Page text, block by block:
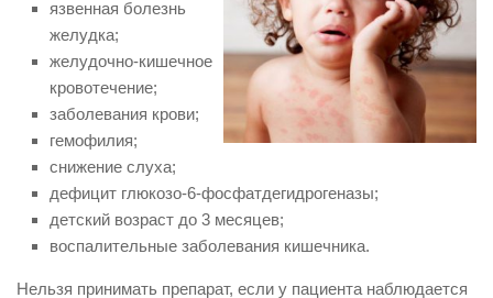
язвенная болезнь
желудка;
желудочно-кишечное
кровотечение;
заболевания крови;
гемофилия;
снижение слуха;
дефицит глюкозо-6-фосфатдегидрогеназы;
детский возраст до 3 месяцев;
воспалительные заболевания кишечника.
Нельзя принимать препарат, если у пациента наблюдается